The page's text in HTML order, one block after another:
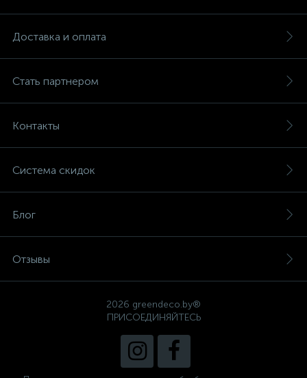
Доставка и оплата
Стать партнером
Контакты
Система скидок
Блог
Отзывы
2026 greendeco.by®
ПРИСОЕДИНЯЙТЕСЬ